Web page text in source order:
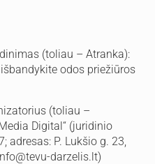
(toliau – Atranka):
išbandykite odos priežiūros
(toliau –
Digital“ (juridinio
adresas: P. Lukšio g. 23,
darzelis.lt)